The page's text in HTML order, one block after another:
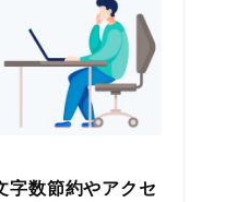
字数節約やアクセ